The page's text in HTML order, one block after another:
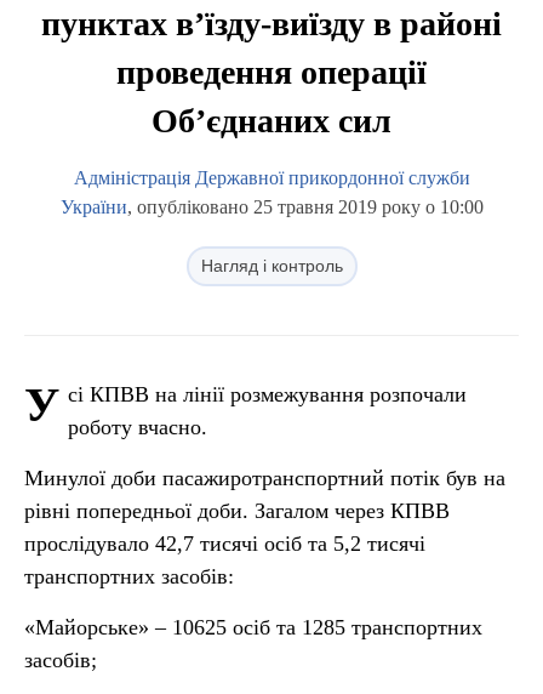
пунктах в’їзду-виїзду в районі
проведення операції
Об’єднаних сил
Адміністрація Державної прикордонної служби
України, опубліковано 25 травня 2019 року о 10:00
Нагляд і контроль
У сі КПВВ на лінії розмежування розпочали
роботу вчасно.
Минулої доби пасажиротранспортний потік був на
рівні попередньої доби. Загалом через КПВВ
прослідувало 42,7 тисячі осіб та 5,2 тисячі
транспортних засобів:
«Майорське» – 10625 осіб та 1285 транспортних
засобів;